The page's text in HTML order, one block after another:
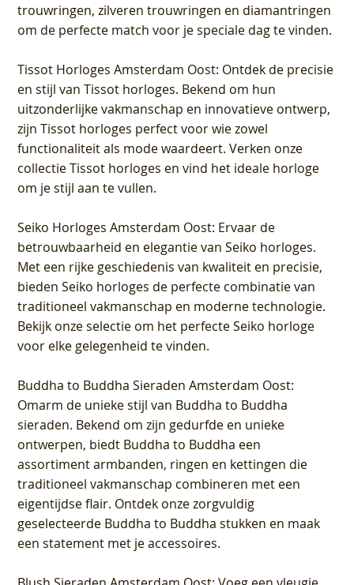
trouwringen, zilveren trouwringen en diamantringen
om de perfecte match voor je speciale dag te vinden.
Tissot Horloges Amsterdam Oost: Ontdek de precisie
en stijl van Tissot horloges. Bekend om hun
uitzonderlijke vakmanschap en innovatieve ontwerp,
zijn Tissot horloges perfect voor wie zowel
functionaliteit als mode waardeert. Verken onze
collectie Tissot horloges en vind het ideale horloge
om je stijl aan te vullen.
Seiko Horloges Amsterdam Oost: Ervaar de
betrouwbaarheid en elegantie van Seiko horloges.
Met een rijke geschiedenis van kwaliteit en precisie,
bieden Seiko horloges de perfecte combinatie van
traditioneel vakmanschap en moderne technologie.
Bekijk onze selectie om het perfecte Seiko horloge
voor elke gelegenheid te vinden.
Buddha to Buddha Sieraden Amsterdam Oost:
Omarm de unieke stijl van Buddha to Buddha
sieraden. Bekend om zijn gedurfde en unieke
ontwerpen, biedt Buddha to Buddha een
assortiment armbanden, ringen en kettingen die
traditioneel vakmanschap combineren met een
eigentijdse flair. Ontdek onze zorgvuldig
geselecteerde Buddha to Buddha stukken en maak
een statement met je accessoires.